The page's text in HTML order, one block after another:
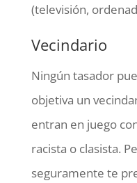
(televisión,
Vecindario
Ningún tasador
objetiva un
entran en juego
racista o clasista.
seguramente te